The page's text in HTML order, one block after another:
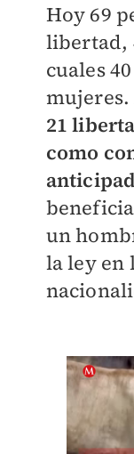
Hoy 69
libertad,
cuales
mujeres.
21
como
un
la ley en